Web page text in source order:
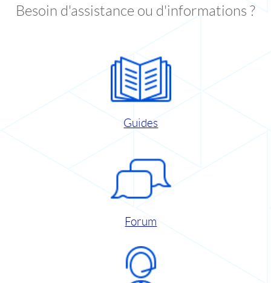
Besoin d'assistance ou d'informations ?
Guides
Forum